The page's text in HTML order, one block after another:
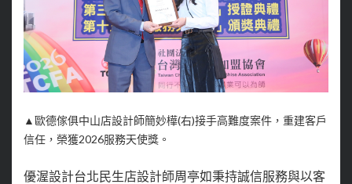
▲ 歐德傢俱中山店設計師簡妙樺(右)接手高難度案件，重建客戶
信任，榮獲2026服務天使獎。
優渥設計台北民生店設計師周亭如秉持誠信服務與以客